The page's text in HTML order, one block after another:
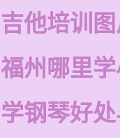
吉他培训
福州哪里
学钢琴好